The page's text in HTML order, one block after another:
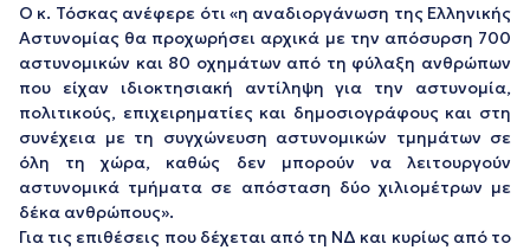
Ο κ. Τόσκας ανέφερε ότι «η αναδιοργάνωση της Ελληνικής
Αστυνομίας θα προχωρήσει αρχικά με την απόσυρση 700
αστυνομικών και 80 οχημάτων από τη φύλαξη ανθρώπων
που είχαν ιδιοκτησιακή αντίληψη για την αστυνομία,
πολιτικούς, επιχειρηματίες και δημοσιογράφους και στη
συνέχεια με τη συγχώνευση αστυνομικών τμημάτων σε
όλη τη χώρα, καθώς δεν μπορούν να λειτουργούν
αστυνομικά τμήματα σε απόσταση δύο χιλιομέτρων με
δέκα ανθρώπους».
Για τις επιθέσεις που δέχεται από τη ΝΔ και κυρίως από το